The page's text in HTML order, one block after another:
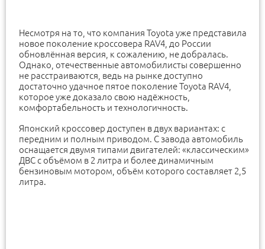
Несмотря на то, что компания Toyota уже представила
новое поколение кроссовера RAV4, до России
обновлённая версия, к сожалению, не добралась.
Однако, отечественные автомобилисты совершенно
не расстраиваются, ведь на рынке доступно
достаточно удачное пятое поколение Toyota RAV4,
которое уже доказало свою надёжность,
комфортабельность и технологичность.
Японский кроссовер доступен в двух вариантах: с
передним и полным приводом. С завода автомобиль
оснащается двумя типами двигателей: «классическим»
ДВС с объёмом в 2 литра и более динамичным
бензиновым мотором, объём которого составляет 2,5
литра.